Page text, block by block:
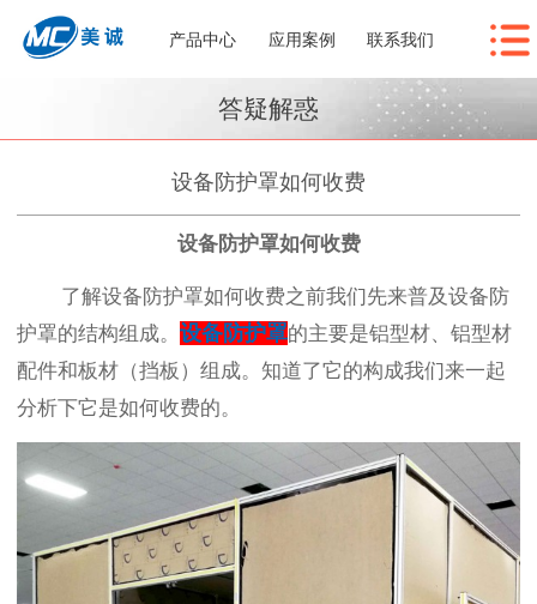
产品中心 应用案例 联系我们
答疑解惑
设备防护罩如何收费
设备防护罩如何收费
了解设备防护罩如何收费之前我们先来普及设备防
护罩的结构组成。 设备防护罩的主要是铝型材、铝型材
配件和板材（挡板）组成。知道了它的构成我们来一起
分析下它是如何收费的。